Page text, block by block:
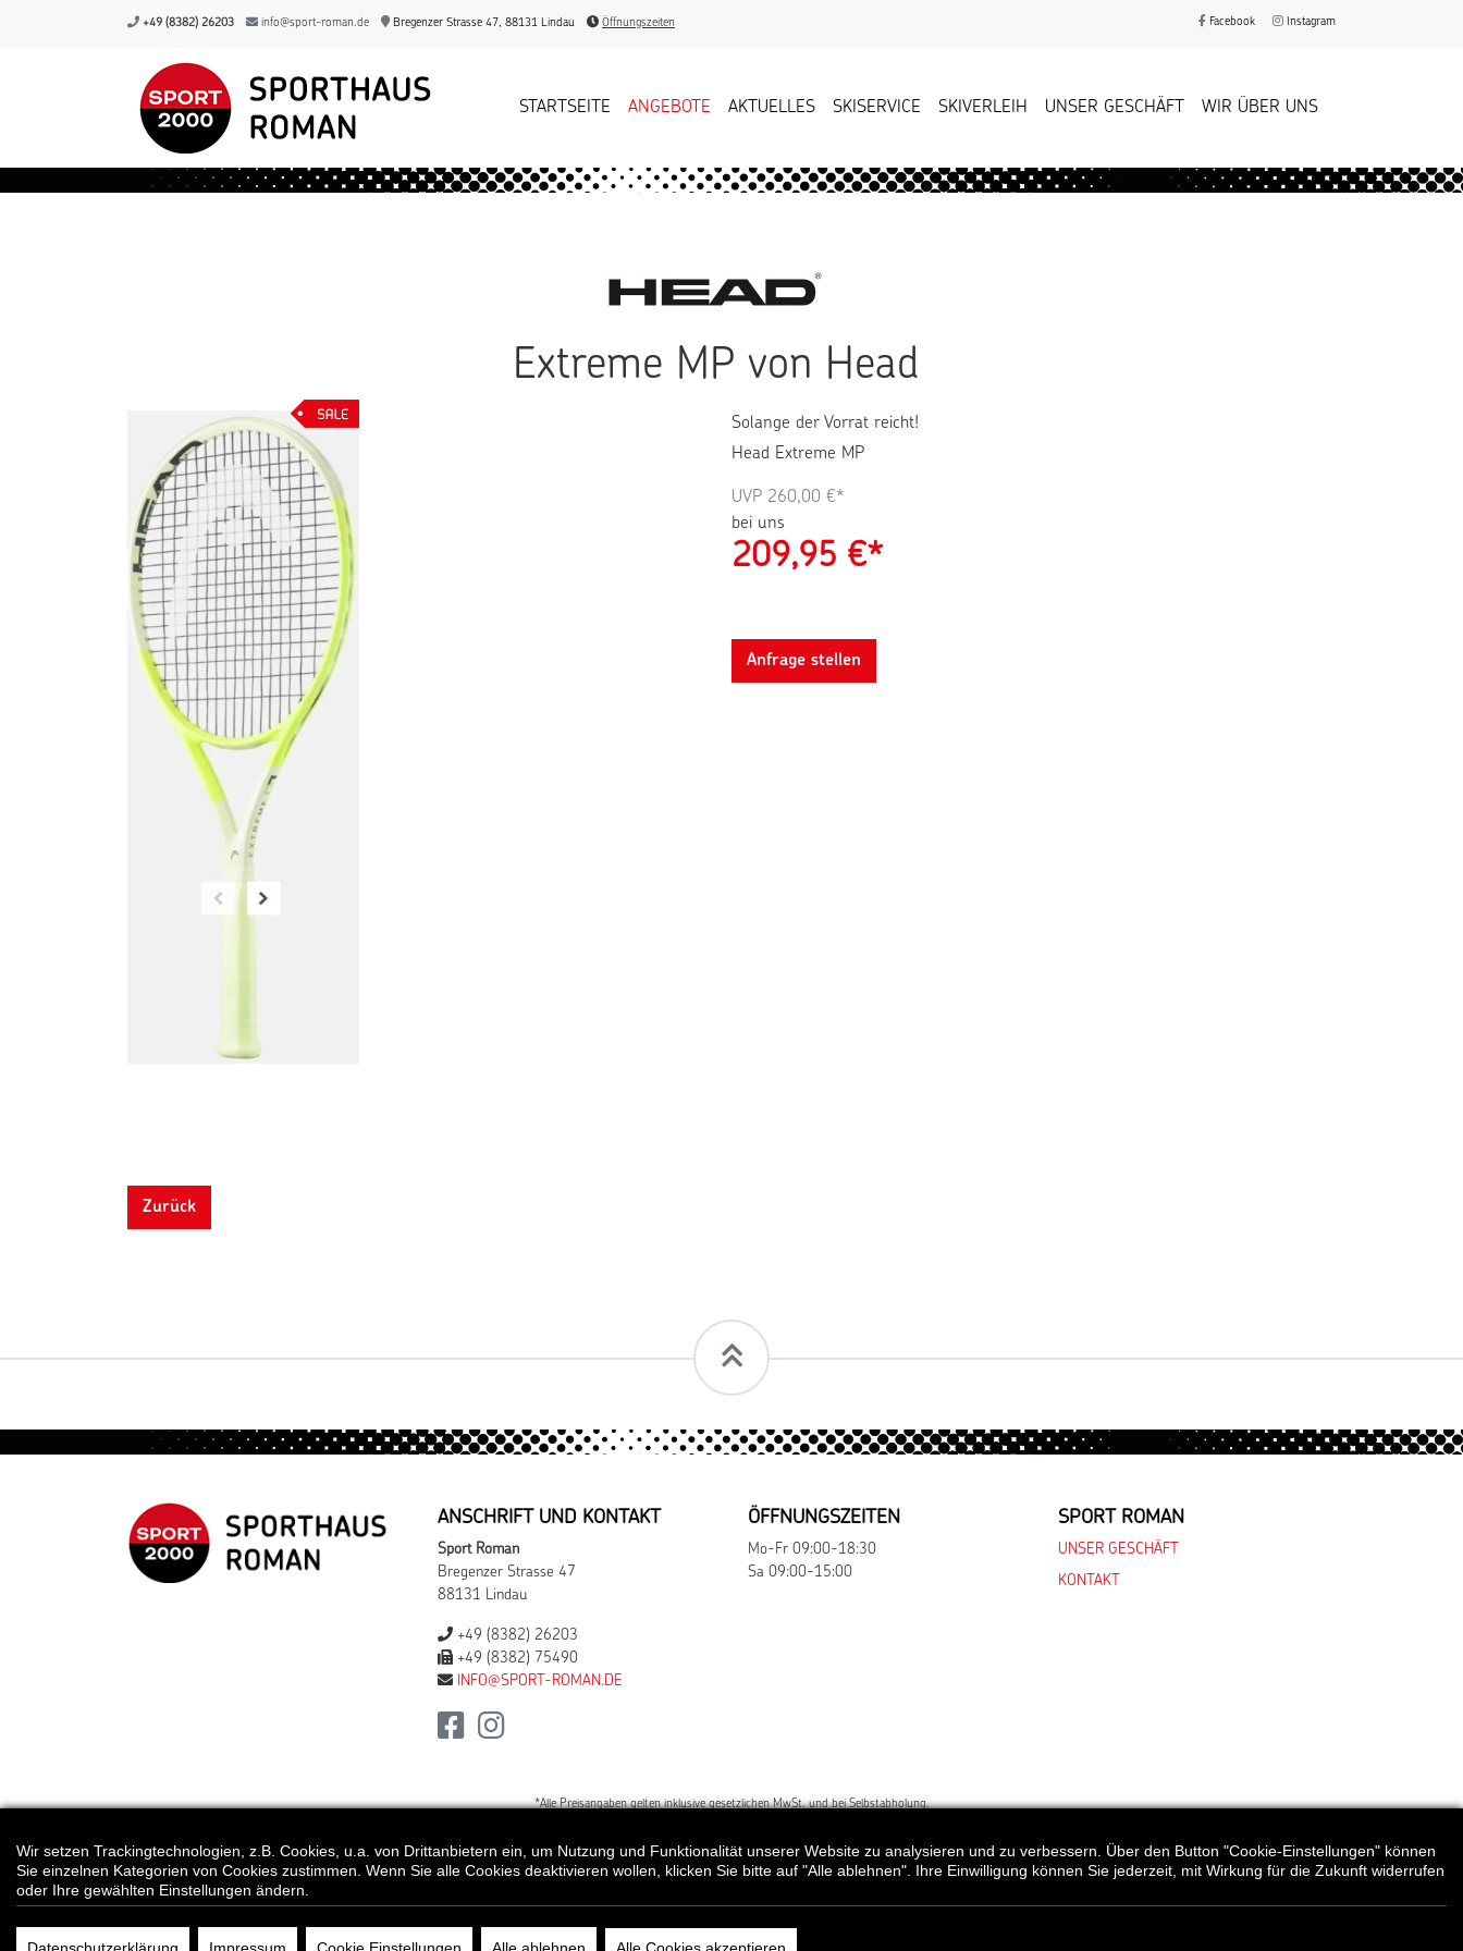
+49 (8382) 26203 info@sport-roman.de Bregenzer Strasse 47, 88131 Lindau Öffnungszeiten Facebook Instagram
STARTSEITE ANGEBOTE AKTUELLES SKISERVICE SKIVERLEIH UNSER GESCHÄFT WIR ÜBER UNS
Extreme MP von Head
Solange der Vorrat reicht!
Head Extreme MP
UVP 260,00 €*
bei uns
209,95 €*
Anfrage stellen
Zurück
ANSCHRIFT UND KONTAKT
Sport Roman
Bregenzer Strasse 47
88131 Lindau
+49 (8382) 26203
+49 (8382) 75490
INFO@SPORT-ROMAN.DE
ÖFFNUNGSZEITEN
Mo-Fr 09:00-18:30
Sa 09:00-15:00
SPORT ROMAN
UNSER GESCHÄFT
KONTAKT
*Alle Preisangaben gelten inklusive gesetzlichen MwSt. und bei Selbstabholung.
© Sport Roman
Wir setzen Trackingtechnologien, z.B. Cookies, u.a. von Drittanbietern ein, um Nutzung und Funktionalität unserer Website zu analysieren und zu verbessern. Über den Button "Cookie-Einstellungen" können
Sie einzelnen Kategorien von Cookies zustimmen. Wenn Sie alle Cookies deaktivieren wollen, klicken Sie bitte auf "Alle ablehnen". Ihre Einwilligung können Sie jederzeit, mit Wirkung für die Zukunft widerrufen
oder Ihre gewählten Einstellungen ändern.